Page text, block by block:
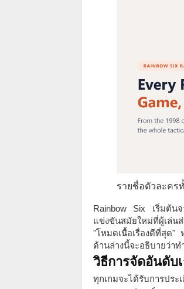
รายชื่อตัวละคร
Rainbow Six เริ่มต้น
แข่งขันสมัยใหม่ที่ผู้เล่น
"โหมดเนื้อเรื่องดีที่สุด"
ด้านล่างนี้จะอธิบายว่า
วิธีการจัดอันดับ
ทุกเกมจะได้รับการปร